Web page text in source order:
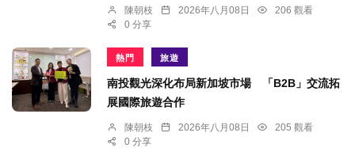
陳朝枝 2026年八月08日
206 觀看
0 分享
熱門 旅遊
南投觀光深化布局新加坡市場 「B2B」交流拓
展國際旅遊合作
陳朝枝 2026年八月08日
205 觀看
0 分享